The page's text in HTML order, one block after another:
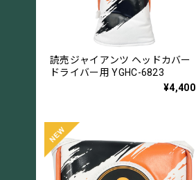
読売ジャイアンツ ヘッドカバー
ドライバー用 YGHC-6823
¥4,400